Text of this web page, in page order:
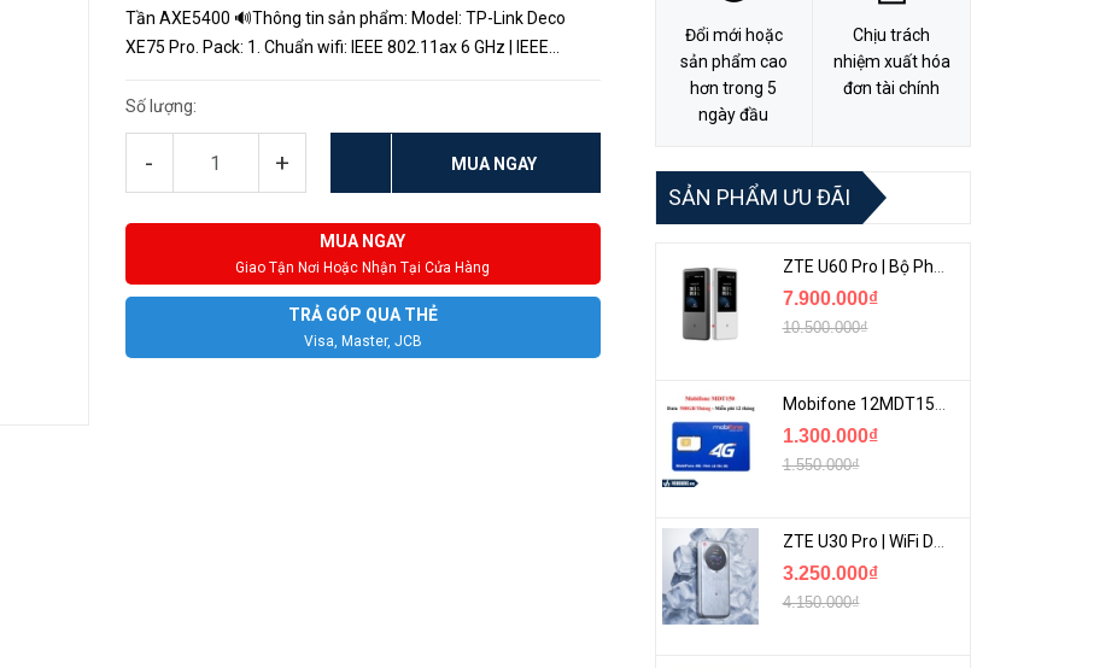
Tần AXE5400 🔊Thông tin sản phẩm: Model: TP-Link Deco
XE75 Pro. Pack: 1. Chuẩn wifi: IEEE 802.11ax 6 GHz | IEEE
thông: 6 GHz: ...
Số lượng:
- + MUA NGAY
MUA NGAY
Giao Tận Nơi Hoặc Nhận Tại Cửa Hàng
TRẢ GÓP QUA THẺ
Visa, Master, JCB
Đổi mới hoặc
sản phẩm cao
hơn trong 5
ngày đầu
Chịu trách
nhiệm xuất hóa
đơn tài chính
SẢN PHẨM ƯU ĐÃI
ZTE U60 Pro | Bộ Phát 5G Cầm Tay Tích Hợp Công Nghệ WiFi 7, Pin 10000mAh
7.900.000₫
10.500.000₫
Mobifone 12MDT150 | Sim Chuyên 4G Mobifone Dung Lượng Cao 500GB/Tháng Gói 1 Năm
1.300.000₫
1.550.000₫
ZTE U30 Pro | WiFi Di Động 5G Tốc Độ Lên Đến 500Mbps, Màn Hình Cảm Ứng
3.250.000₫
4.150.000₫